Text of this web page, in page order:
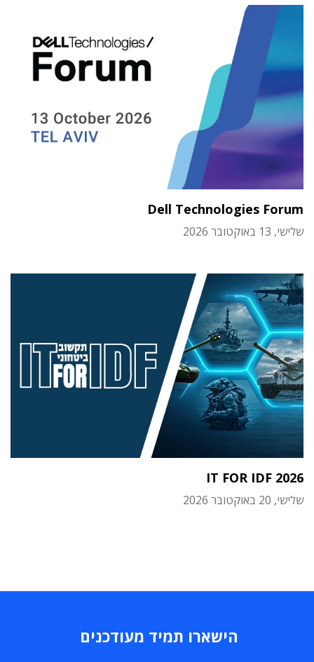
Dell Technologies Forum
שלישי, 13 באוקטובר 2026
IT FOR IDF 2026
שלישי, 20 באוקטובר 2026
הישארו תמיד מעודכנים